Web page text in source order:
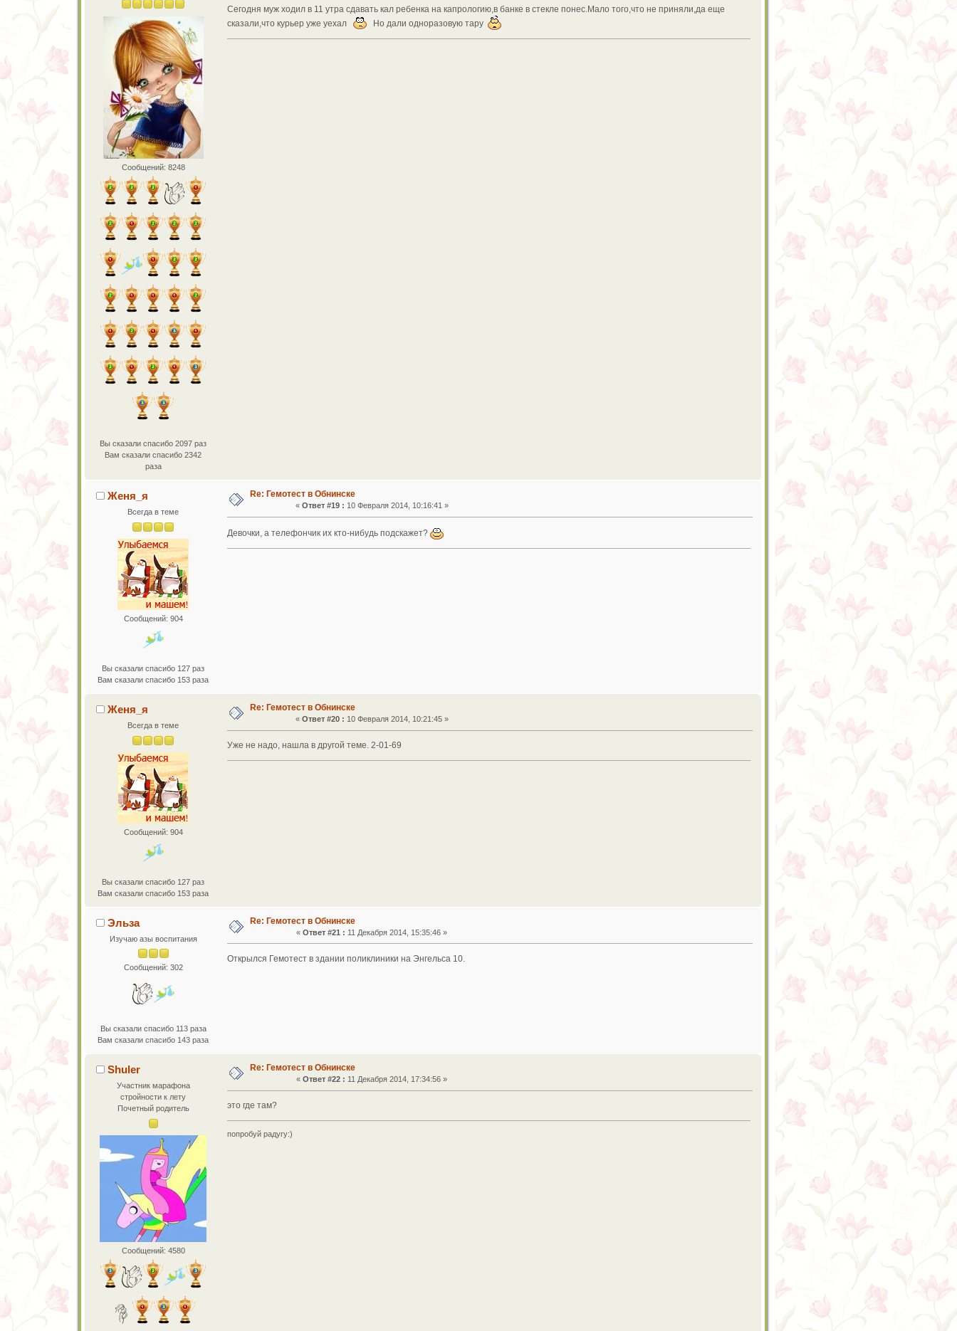
Сообщений: 8248
Вы сказали спасибо 2097 раз
Вам сказали спасибо 2342
раза
Сегодня муж ходил в 11 утра сдавать кал ребенка на капрологию,в банке в стекле понес.Мало того,что не приняли,да еще
сказали,что курьер уже уехал
Но дали одноразовую тару
Женя_я
Всегда в теме
Сообщений: 904
Вы сказали спасибо 127 раз
Вам сказали спасибо 153 раза
Re: Гемотест в Обнинске
« Ответ #19 : 10 Февраля 2014, 10:16:41 »
Девочки, а телефончик их кто-нибудь подскажет?
Женя_я
Всегда в теме
Сообщений: 904
Вы сказали спасибо 127 раз
Вам сказали спасибо 153 раза
Re: Гемотест в Обнинске
« Ответ #20 : 10 Февраля 2014, 10:21:45 »
Уже не надо, нашла в другой теме. 2-01-69
Эльза
Изучаю азы воспитания
Сообщений: 302
Вы сказали спасибо 113 раза
Вам сказали спасибо 143 раза
Re: Гемотест в Обнинске
«Ответ #21 : 11 Декабря 2014, 15:35:46 »
Открылся Гемотест в здании поликлиники на Энгельса 10.
Shuler
Участник марафона
стройности к лету
Почетный родитель
Сообщений: 4580
Re: Гемотест в Обнинске
«Ответ #22 : 11 Декабря 2014, 17:34:56 »
это где там?
попробуй радугу:)